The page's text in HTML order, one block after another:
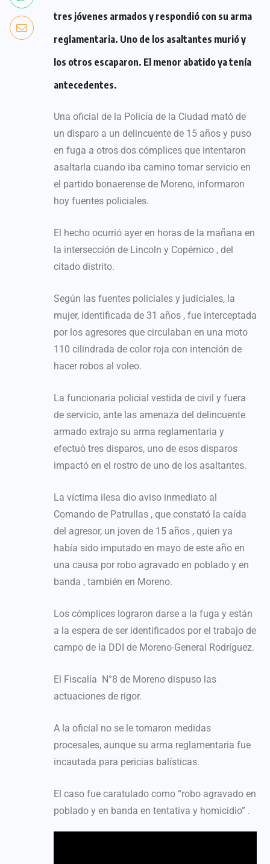
tres jóvenes armados y respondió con su arma
reglamentaria. Uno de los asaltantes murió y
los otros escaparon. El menor abatido ya tenía
antecedentes.
Una oficial de la Policía de la Ciudad mató de
un disparo a un delincuente de 15 años y puso
en fuga a otros dos cómplices que intentaron
asaltarla cuando iba camino tomar servicio en
el partido bonaerense de Moreno, informaron
hoy fuentes policiales.
El hecho ocurrió ayer en horas de la mañana en
la intersección de Lincoln y Copérnico , del
citado distrito.
Según las fuentes policiales y judiciales, la
mujer, identificada de 31 años , fue interceptada
por los agresores que circulaban en una moto
110 cilindrada de color roja con intención de
hacer robos al voleo.
La funcionaria policial vestida de civil y fuera
de servicio, ante las amenaza del delincuente
armado extrajo su arma reglamentaria y
efectuó tres disparos, uno de esos disparos
impactó en el rostro de uno de los asaltantes.
La víctima ilesa dio aviso inmediato al
Comando de Patrullas , que constató la caída
del agresor, un joven de 15 años , quien ya
había sido imputado en mayo de este año en
una causa por robo agravado en poblado y en
banda , también en Moreno.
Los cómplices lograron darse a la fuga y están
a la espera de ser identificados por el trabajo de
campo de la DDI de Moreno-General Rodríguez.
El Fiscalía N°8 de Moreno dispuso las
actuaciones de rigor.
A la oficial no se le tomaron medidas
procesales, aunque su arma reglamentaria fue
incautada para pericias balísticas.
El caso fue caratulado como “robo agravado en
poblado y en banda en tentativa y homicidio” .